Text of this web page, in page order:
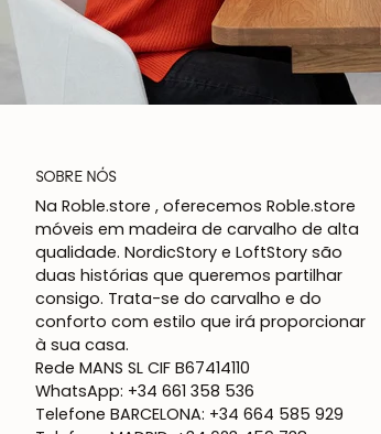
SOBRE NÓS
Na Roble.store , oferecemos Roble.store
móveis em madeira de carvalho de alta
qualidade. NordicStory e LoftStory são
duas histórias que queremos partilhar
consigo. Trata-se do carvalho e do
conforto com estilo que irá proporcionar
à sua casa.
Rede MANS SL CIF B67414110
WhatsApp: +34 661 358 536
Telefone BARCELONA: +34 664 585 929